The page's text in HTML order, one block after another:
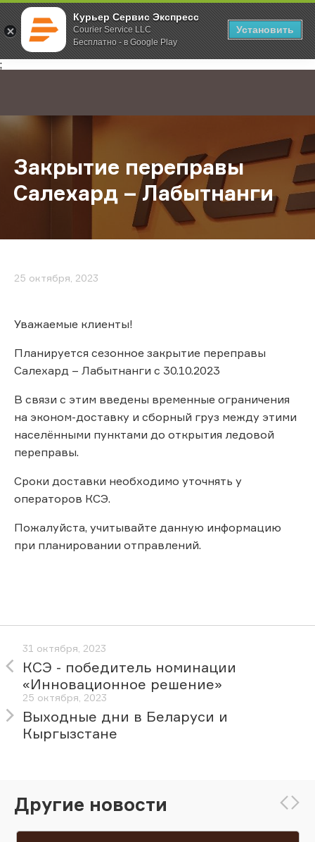
Курьер Сервис Экспресс
Courier Service LLC
Бесплатно - в Google Play
Установить
;
Главная О компании Новости Закрытие переправы Салехард –
Закрытие переправы
Салехард – Лабытнанги
25 октября, 2023
Уважаемые клиенты!
Планируется сезонное закрытие переправы
Салехард – Лабытнанги с 30.10.2023
В связи с этим введены временные ограничения
на эконом-доставку и сборный груз между этими
населёнными пунктами до открытия ледовой
переправы.
Сроки доставки необходимо уточнять у
операторов КСЭ.
Пожалуйста, учитывайте данную информацию
при планировании отправлений.
31 октября, 2023
КСЭ - победитель номинации
«Инновационное решение»
25 октября, 2023
Выходные дни в Беларуси и
Кыргызстане
Другие новости